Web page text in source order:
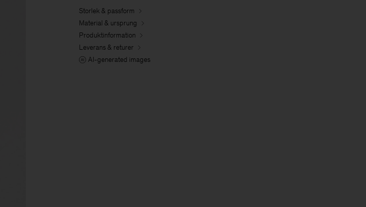
Storlek & passform
Material & ursprung
Produktinformation
Leverans & returer
AI-generated images